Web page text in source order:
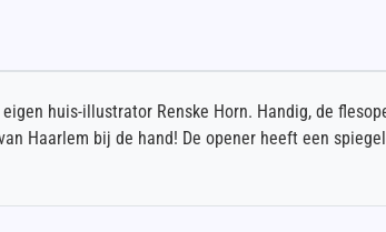
huis-illustrator Renske Horn. Handig, de
Haarlem bij de hand! De opener heeft een